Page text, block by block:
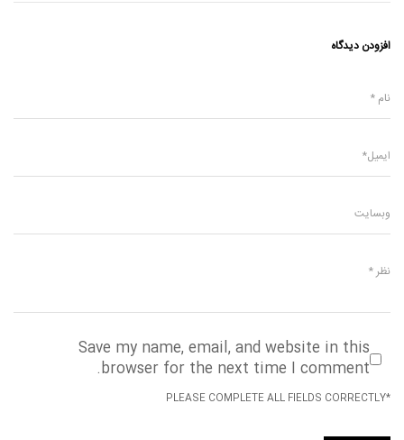
افزودن دیدگاه
Save my name, email, and website in this
browser for the next time I comment.
*PLEASE COMPLETE ALL FIELDS CORRECTLY